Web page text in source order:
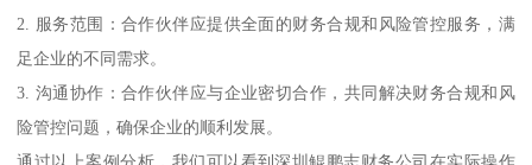
2. 服务范围：合作伙伴应提供全面的财务合规和风险管控服务，满
足企业的不同需求。
3. 沟通协作：合作伙伴应与企业密切合作，共同解决财务合规和风
险管控问题，确保企业的顺利发展。
通过以上案例分析，我们可以看到深圳鲲鹏志财务公司在实际操作